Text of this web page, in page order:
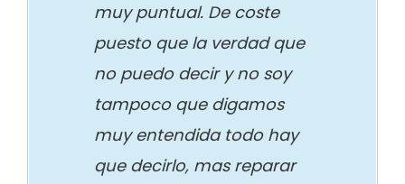
muy puntual. De coste
puesto que la verdad que
no puedo decir y no soy
tampoco que digamos
muy entendida todo hay
que decirlo, mas reparar